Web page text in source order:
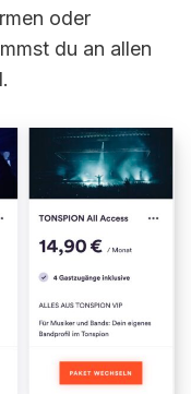
oder
du an allen